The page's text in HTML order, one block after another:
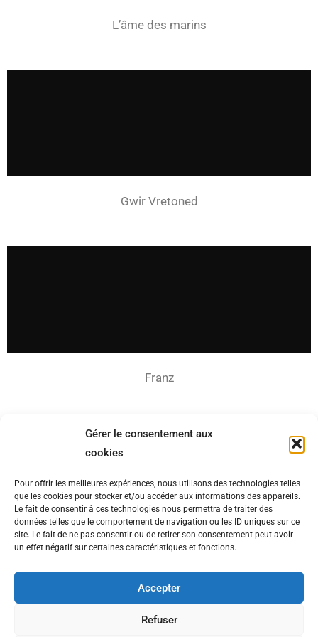
Gérer le consentement aux
cookies
Pour offrir les meilleures expériences, nous utilisons des technologies telles
que les cookies pour stocker et/ou accéder aux informations des appareils.
Le fait de consentir à ces technologies nous permettra de traiter des
données telles que le comportement de navigation ou les ID uniques sur ce
site. Le fait de ne pas consentir ou de retirer son consentement peut avoir
un effet négatif sur certaines caractéristiques et fonctions.
Accepter
Refuser
L’âme des marins
Gwir Vretoned
Franz
Pour le plaisir, cette version un peu spéciale de Mon
amant de Saint-Jean